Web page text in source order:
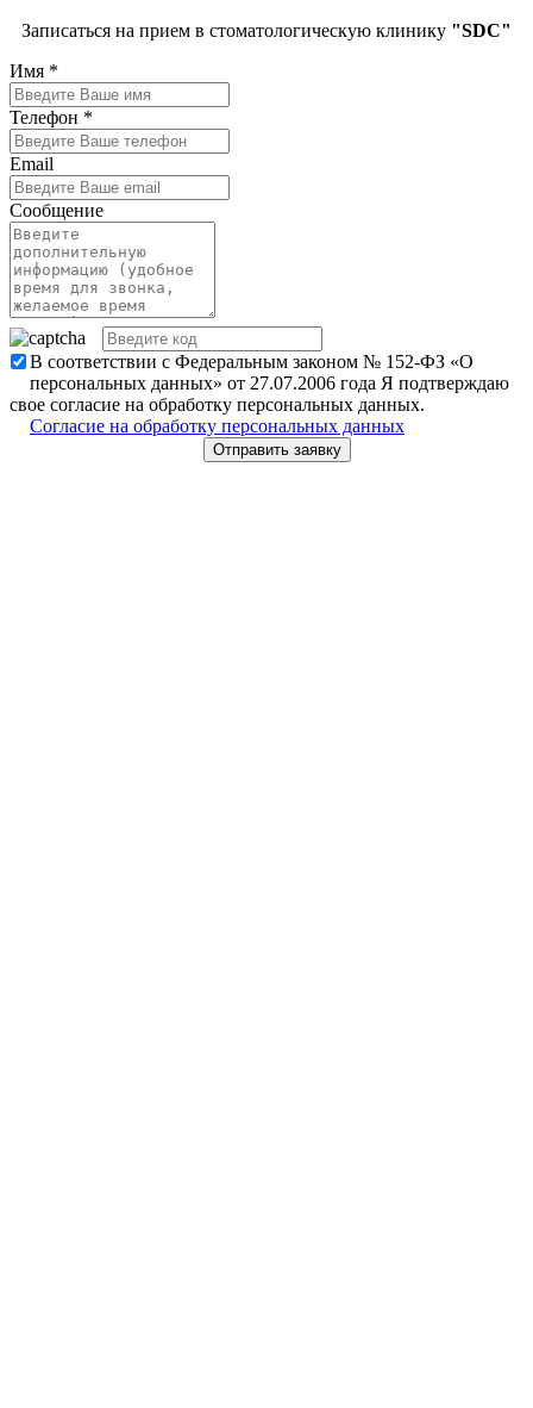
Записаться на прием в стоматологическую клинику "SDC"
Имя *
Телефон *
Email
Сообщение
В соответствии с Федеральным законом № 152-ФЗ «О
персональных данных» от 27.07.2006 года Я подтверждаю
свое согласие на обработку персональных данных.
Согласие на обработку персональных данных